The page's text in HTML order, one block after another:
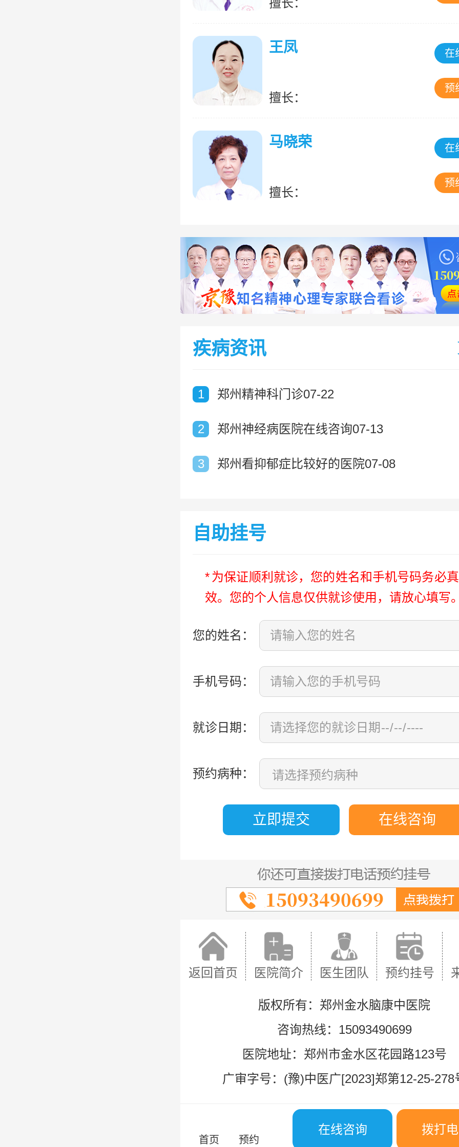
擅长：
王凤
擅长：
在
预
马晓荣
擅长：
在
预
疾病资讯
1 郑州精神科门诊07-22
2 郑州神经病医院在线咨询07-13
3 郑州看抑郁症比较好的医院07-08
自助挂号
* 为保证顺利就诊，您的姓名和手机号码务必
效。您的个人信息仅供就诊使用，请放心填写
您的姓名：
手机号码：
就诊日期：
预约病种：
立即提交 在线咨询
返回首页 医院简介 医生团队 预约挂号
版权所有：郑州金水脑康中医院
咨询热线：15093490699
医院地址：郑州市金水区花园路123号
广审字号：(豫)中医广[2023]郑第12-25-278
首页 预约
在线咨询 拨打